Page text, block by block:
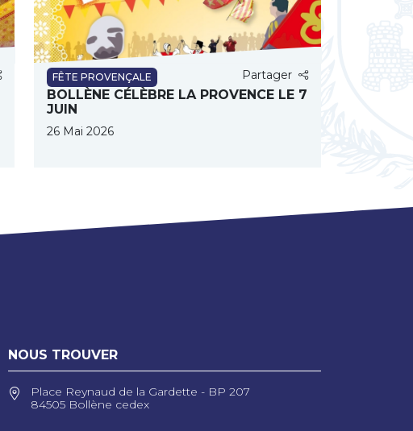
FÊTE PROVENÇALE Partager
BOLLÈNE CÉLÈBRE LA PROVENCE LE 7
JUIN
26 Mai 2026
NOUS TROUVER
Place Reynaud de la Gardette - BP 207
84505 Bollène cedex